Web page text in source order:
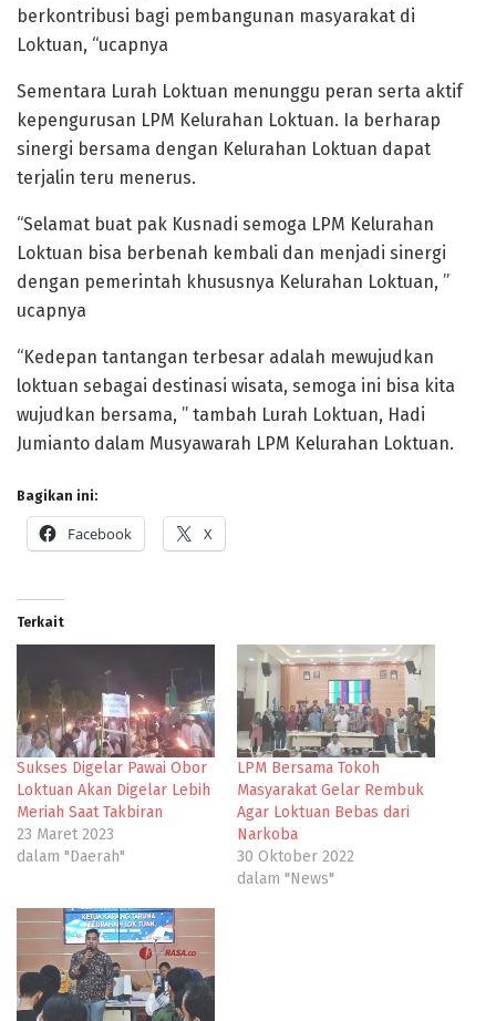
berkontribusi bagi pembangunan masyarakat di
Loktuan, “ucapnya
Sementara Lurah Loktuan menunggu peran serta aktif
kepengurusan LPM Kelurahan Loktuan. Ia berharap
sinergi bersama dengan Kelurahan Loktuan dapat
terjalin teru menerus.
“Selamat buat pak Kusnadi semoga LPM Kelurahan
Loktuan bisa berbenah kembali dan menjadi sinergi
dengan pemerintah khususnya Kelurahan Loktuan, ”
ucapnya
“Kedepan tantangan terbesar adalah mewujudkan
loktuan sebagai destinasi wisata, semoga ini bisa kita
wujudkan bersama, ” tambah Lurah Loktuan, Hadi
Jumianto dalam Musyawarah LPM Kelurahan Loktuan.
Bagikan ini:
Facebook X
Terkait
Sukses Digelar Pawai Obor
Loktuan Akan Digelar Lebih
Meriah Saat Takbiran
23 Maret 2023
dalam "Daerah"
LPM Bersama Tokoh
Masyarakat Gelar Rembuk
Agar Loktuan Bebas dari
Narkoba
30 Oktober 2022
dalam "News"